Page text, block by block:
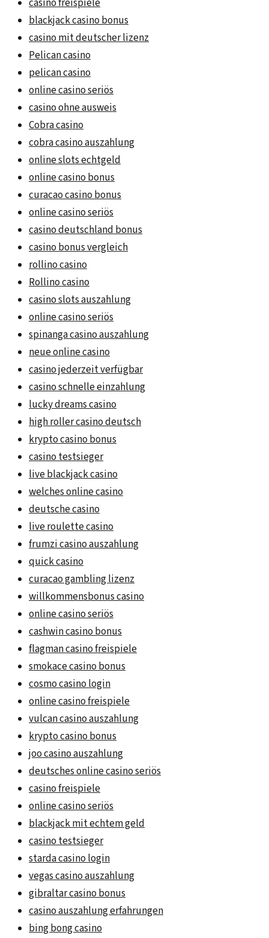
casino freispiele
blackjack casino bonus
casino mit deutscher lizenz
Pelican casino
pelican casino
online casino seriös
casino ohne ausweis
Cobra casino
cobra casino auszahlung
online slots echtgeld
online casino bonus
curacao casino bonus
online casino seriös
casino deutschland bonus
casino bonus vergleich
rollino casino
Rollino casino
casino slots auszahlung
online casino seriös
spinanga casino auszahlung
neue online casino
casino jederzeit verfügbar
casino schnelle einzahlung
lucky dreams casino
high roller casino deutsch
krypto casino bonus
casino testsieger
live blackjack casino
welches online casino
deutsche casino
live roulette casino
frumzi casino auszahlung
quick casino
curacao gambling lizenz
willkommensbonus casino
online casino seriös
cashwin casino bonus
flagman casino freispiele
smokace casino bonus
cosmo casino login
online casino freispiele
vulcan casino auszahlung
krypto casino bonus
joo casino auszahlung
deutsches online casino seriös
casino freispiele
online casino seriös
blackjack mit echtem geld
casino testsieger
starda casino login
vegas casino auszahlung
gibraltar casino bonus
casino auszahlung erfahrungen
bing bong casino